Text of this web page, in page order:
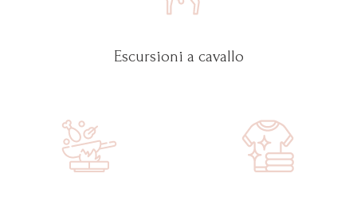
Escursioni a cavallo